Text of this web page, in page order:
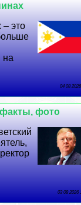
это
на
04 08
фото
03 08 2026